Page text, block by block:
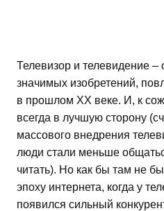
Телевизор и телевидение –
значимых изобретений,
в прошлом ХХ веке. И, к
всегда в лучшую сторону
массового внедрения
люди стали меньше
читать). Но как бы там не
эпоху интернета, когда у
появился сильный